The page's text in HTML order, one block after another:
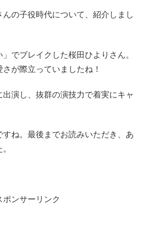
の子役時代について、紹介しまし
」でブレイクした桜田ひよりさん。
が際立っていましたね！
演し、抜群の演技力で着実にキャ
ね。最後までお読みいただき、あ
ポンサーリンク